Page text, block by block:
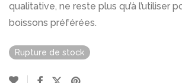
qualitative, ne reste plus qu’à l’utiliser
boissons préférées.
Rupture de stock